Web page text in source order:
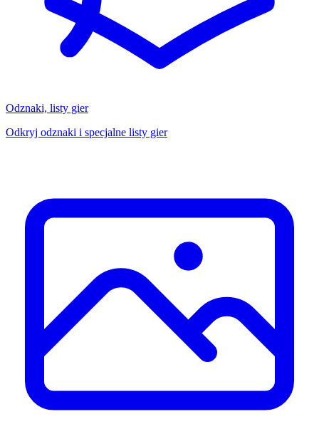
Odznaki, listy gier
Odkryj odznaki i specjalne listy gier